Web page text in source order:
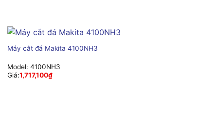
Máy cắt đá Makita 4100NH3
Model: 4100NH3
Giá:1,717,100₫